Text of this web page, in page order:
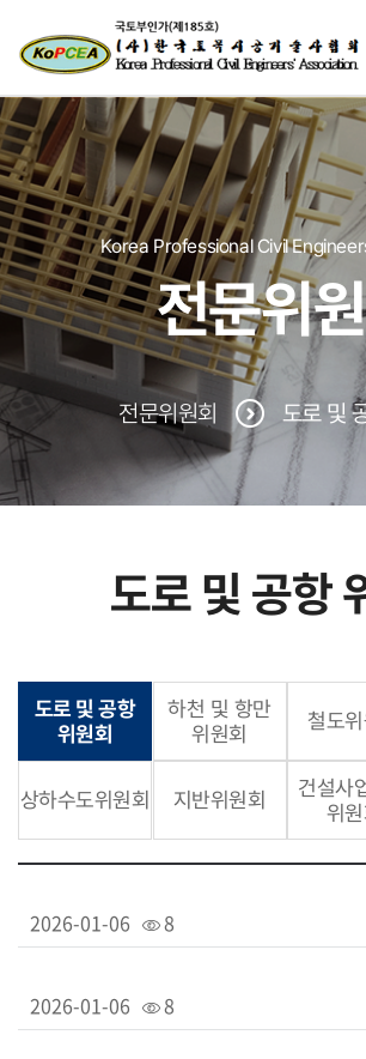
Korea Professional Civil
전문위
전문위원회 도로 및
도로 및 공항
도로 및 공항
위원회
하천 및 항만
위원회
철도위
상하수도위원회 지반위원회
건설사
위원
2026-01-06 8
2026-01-06 8